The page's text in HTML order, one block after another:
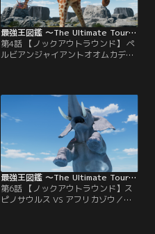
最強王図鑑 ～The Ultimate Tournament～ 第04話
第4話 【ノックアウトラウンド】 ペ
ルビアンジャイアントオオムカデ
座をかけて戦うのは、密林の暴君・
ペルビアンジャイアントオオムカデ
VS サバンナにそびえたつ高層タワ
ー・キリン！勝つのはどっちだ～
～！？モ～～～～スト、ファイッ！
最強王図鑑 ～The Ultimate Tournament～ 第06話
第6話 【ノックアウトラウンド】ス
ピノサウルス VS アフリカゾウ／最